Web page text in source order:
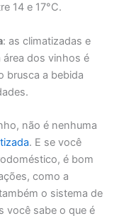
14 e 17°C.
: as climatizadas e
área dos vinhos é
brusca a bebida
não é nenhuma
. E se você
é bom
como a
o sistema de
você sabe o que é